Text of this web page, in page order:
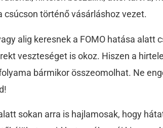
csúcson történő vásárláshoz vezet.
alig keresnek a FOMO hatása alatt
veszteséget is okoz. Hiszen a
bármikor összeomolhat. Ne
sokan arra is hajlamosak, hogy